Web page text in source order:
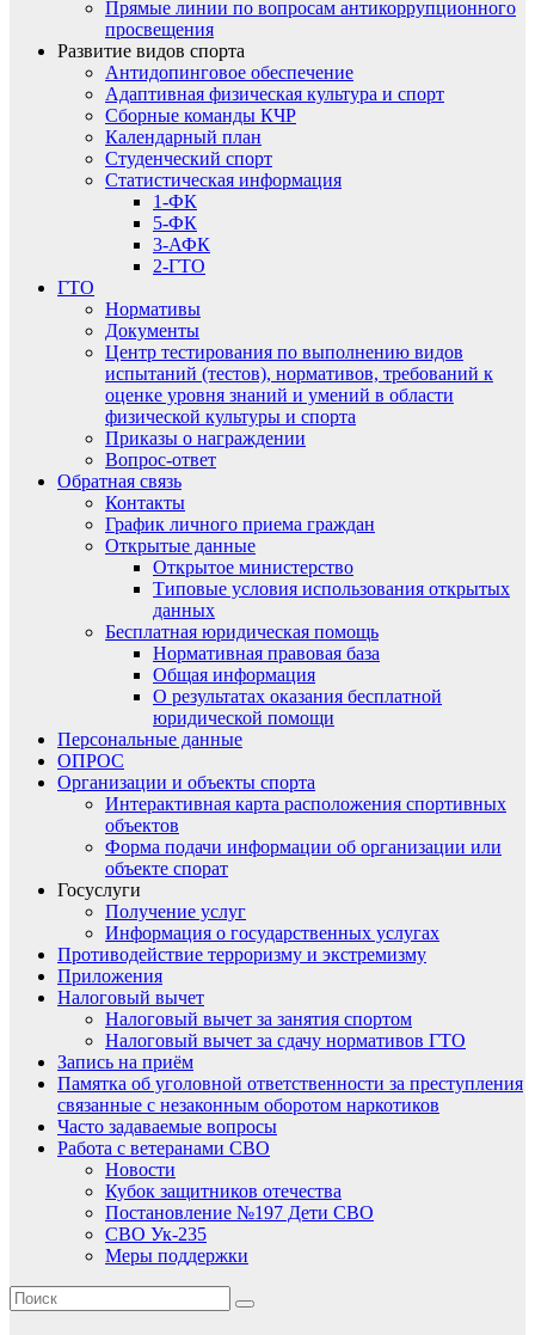
Прямые линии по вопросам антикоррупционного
просвещения
Развитие видов спорта
Антидопинговое обеспечение
Адаптивная физическая культура и спорт
Сборные команды КЧР
Календарный план
Студенческий спорт
Статистическая информация
1-ФК
5-ФК
3-АФК
2-ГТО
ГТО
Нормативы
Документы
Центр тестирования по выполнению видов
испытаний (тестов), нормативов, требований к
оценке уровня знаний и умений в области
физической культуры и спорта
Приказы о награждении
Вопрос-ответ
Обратная связь
Контакты
График личного приема граждан
Открытые данные
Открытое министерство
Типовые условия использования открытых
данных
Бесплатная юридическая помощь
Нормативная правовая база
Общая информация
О результатах оказания бесплатной
юридической помощи
Персональные данные
ОПРОС
Организации и объекты спорта
Интерактивная карта расположения спортивных
объектов
Форма подачи информации об организации или
объекте спорат
Госуслуги
Получение услуг
Информация о государственных услугах
Противодействие терроризму и экстремизму
Приложения
Налоговый вычет
Налоговый вычет за занятия спортом
Налоговый вычет за сдачу нормативов ГТО
Запись на приём
Памятка об уголовной ответственности за преступления
связанные с незаконным оборотом наркотиков
Часто задаваемые вопросы
Работа с ветеранами СВО
Новости
Кубок защитников отечества
Постановление №197 Дети СВО
СВО Ук-235
Меры поддержки